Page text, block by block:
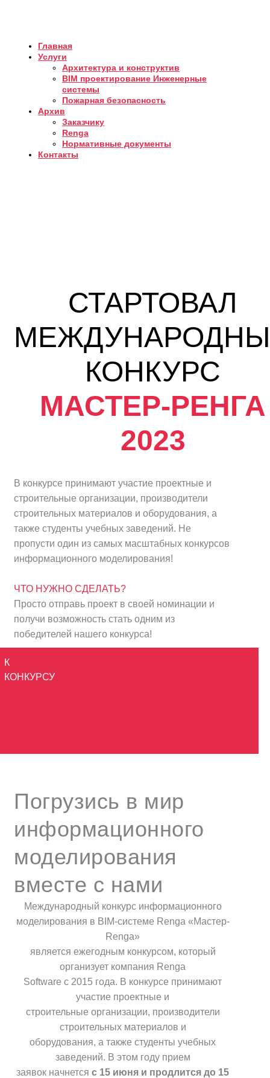
Главная
Услуги
Архитектура и конструктив
BIM проектирование Инженерные
системы
Пожарная безопасность
Архив
Заказчику
Renga
Нормативные документы
Контакты
СТАРТОВАЛ
КОНКУРС
МАСТЕР-РЕНГА
2023
В конкурсе принимают участие проектные и
строительные организации, производители
строительных материалов и оборудования, а
также студенты учебных заведений. Не
пропусти один из самых масштабных конкурсов
информационного моделирования!
ЧТО НУЖНО СДЕЛАТЬ?
Просто отправь проект в своей номинации и
получи возможность стать одним из
победителей нашего конкурса!
К
КОНКУРСУ
Погрузись в мир
информационного
моделирования
вместе с нами
Международный конкурс информационного
моделирования в BIM-системе Renga «Мастер-
Renga»
является ежегодным конкурсом, который
организует компания Renga
Software с 2015 года. В конкурсе принимают
участие проектные и
строительные организации, производители
строительных материалов и
оборудования, а также студенты учебных
заведений. В этом году прием
заявок начнетсяс 15 июня и продлится до 15